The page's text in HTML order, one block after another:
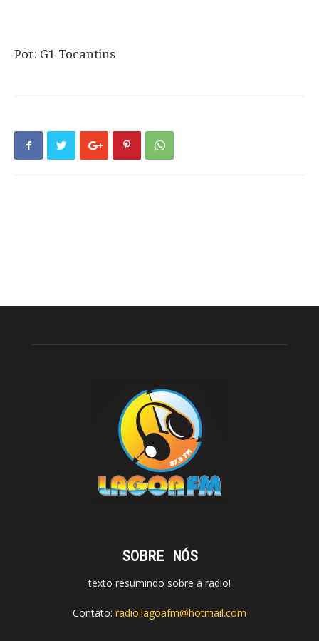
Por: G1 Tocantins
SOBRE NÓS
texto resumindo sobre a radio!
Contato: radio.lagoafm@hotmail.com